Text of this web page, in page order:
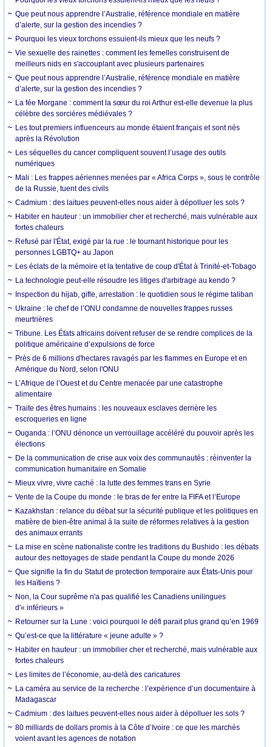
Que peut nous apprendre l’Australie, référence mondiale en matière
d’alerte, sur la gestion des incendies ?
Pourquoi les vieux torchons essuient-ils mieux que les neufs ?
Vie sexuelle des rainettes : comment les femelles construisent de
meilleurs nids en s'accouplant avec plusieurs partenaires
Que peut nous apprendre l’Australie, référence mondiale en matière
d’alerte, sur la gestion des incendies ?
La fée Morgane : comment la sœur du roi Arthur est-elle devenue la plus
célèbre des sorcières médiévales ?
Les tout premiers influenceurs au monde étaient français et sont nés
après la Révolution
Les séquelles du cancer compliquent souvent l’usage des outils
numériques
Mali : Les frappes aériennes menées par « Africa Corps », sous le contrôle
de la Russie, tuent des civils
Cadmium : des laitues peuvent-elles nous aider à dépolluer les sols ?
Habiter en hauteur : un immobilier cher et recherché, mais vulnérable aux
fortes chaleurs
Refusé par l'État, exigé par la rue : le tournant historique pour les
personnes LGBTQ+ au Japon
Les éclats de la mémoire et la tentative de coup d'État à Trinité-et-Tobago
La technologie peut-elle résoudre les litiges d'arbitrage au kendo ?
Inspection du hijab, gifle, arrestation : le quotidien sous le régime taliban
Ukraine : le chef de l’ONU condamne de nouvelles frappes russes
meurtrières
Tribune. Les États africains doivent refuser de se rendre complices de la
politique américaine d’expulsions de force
Près de 6 millions d'hectares ravagés par les flammes en Europe et en
Amérique du Nord, selon l'ONU
L’Afrique de l’Ouest et du Centre menacée par une catastrophe
alimentaire
Traite des êtres humains : les nouveaux esclaves derrière les
escroqueries en ligne
Ouganda : l’ONU dénonce un verrouillage accéléré du pouvoir après les
élections
De la communication de crise aux voix des communautés : réinventer la
communication humanitaire en Somalie
Mieux vivre, vivre caché : la lutte des femmes trans en Syrie
Vente de la Coupe du monde : le bras de fer entre la FIFA et l’Europe
Kazakhstan : relance du débat sur la sécurité publique et les politiques en
matière de bien-être animal à la suite de réformes relatives à la gestion
des animaux errants
La mise en scène nationaliste contre les traditions du Bushido : les débats
autour des nettoyages de stade pendant la Coupe du monde 2026
Que signifie la fin du Statut de protection temporaire aux États-Unis pour
les Haïtiens ?
Non, la Cour suprême n'a pas qualifié les Canadiens unilingues
d'« inférieurs »
Retourner sur la Lune : voici pourquoi le défi parait plus grand qu’en 1969
Qu’est-ce que la littérature « jeune adulte » ?
Habiter en hauteur : un immobilier cher et recherché, mais vulnérable aux
fortes chaleurs
Les limites de l’économie, au-delà des caricatures
La caméra au service de la recherche : l’expérience d’un documentaire à
Madagascar
Cadmium : des laitues peuvent-elles nous aider à dépolluer les sols ?
80 milliards de dollars promis à la Côte d’Ivoire : ce que les marchés
voient avant les agences de notation